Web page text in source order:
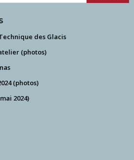
des Glacis
(photos)
(photos)
2024)